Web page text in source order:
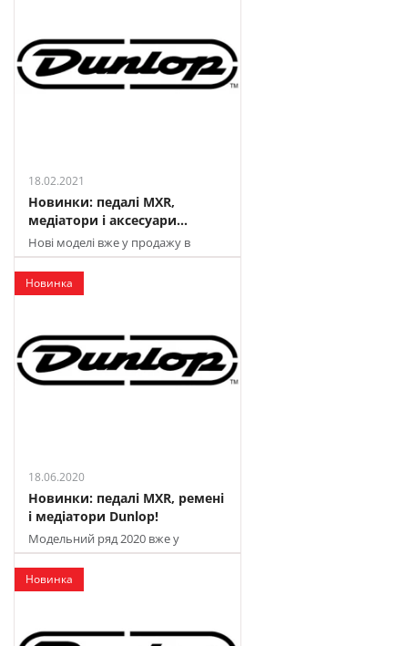
18.02.2021
Новинки: педалі MXR,
медіатори і аксесуари...
Нові моделі вже у продажу в
мережі магазинів JAM
Новинка
18.06.2020
Новинки: педалі MXR, ремені
і медіатори Dunlop!
Модельний ряд 2020 вже у
продажу в JAM
Новинка